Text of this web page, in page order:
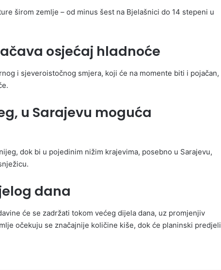
širom zemlje – od minus šest na Bjelašnici do 14 stepeni u
osjećaj hladnoće
i sjeveroistočnog smjera, koji će na momente biti i pojačan,
u Sarajevu moguća
dok bi u pojedinim nižim krajevima, posebno u Sarajevu,
dana
će se zadržati tokom većeg dijela dana, uz promjenjiv
očekuju se značajnije količine kiše, dok će planinski predjeli